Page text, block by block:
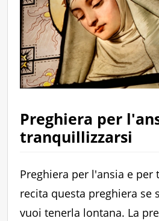
Preghiera per
tranquillizzarsi
Preghiera per l'ansia e per
recita questa preghiera se
vuoi tenerla lontana. La